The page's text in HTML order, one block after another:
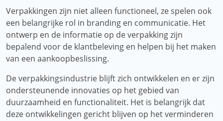
Verpakkingen zijn niet alleen functioneel, ze spelen ook
een belangrijke rol in branding en communicatie. Het
ontwerp en de informatie op de verpakking zijn
bepalend voor de klantbeleving en helpen bij het maken
van een aankoopbeslissing.
De verpakkingsindustrie blijft zich ontwikkelen en er zijn
ondersteunende innovaties op het gebied van
duurzaamheid en functionaliteit. Het is belangrijk dat
deze ontwikkelingen gericht blijven op het verminderen